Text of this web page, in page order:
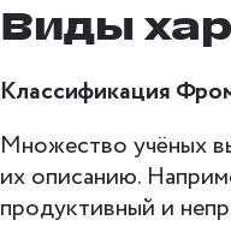
Виды
Классификация
Множество учёных
их описанию.
продуктивный и